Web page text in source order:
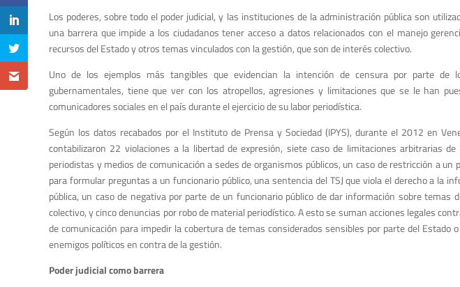
Los poderes, sobre todo el poder judicial, y las instituciones de la administración pública son
una barrera que impide a los ciudadanos tener acceso a datos relacionados con el manejo
recursos del Estado y otros temas vinculados con la gestión, que son de interés colectivo.
Uno de los ejemplos más tangibles que evidencian la intención de censura por parte de
gubernamentales, tiene que ver con los atropellos, agresiones y limitaciones que se le han
comunicadores sociales en el país durante el ejercicio de su labor periodística.
Según los datos recabados por el Instituto de Prensa y Sociedad (IPYS), durante el 2012 en
contabilizaron 22 violaciones a la libertad de expresión, siete caso de limitaciones arbitrarias de
periodistas y medios de comunicación a sedes de organismos públicos, un caso de restricción a un
para formular preguntas a un funcionario público, una sentencia del TSJ que viola el derecho a la
pública, un caso de negativa por parte de un funcionario público de dar información sobre temas
colectivo, y cinco denuncias por robo de material periodístico. A esto se suman acciones legales
de comunicación para impedir la cobertura de temas considerados sensibles por parte del
enemigos políticos en contra de la gestión.
Poder judicial como barrera